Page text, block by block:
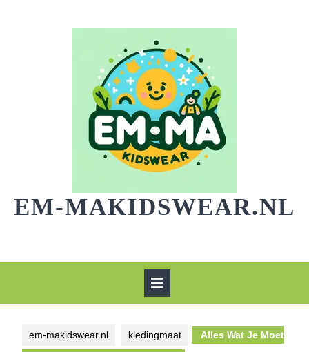
EM-MAKIDSWEAR.NL
em-makidswear.nl kledingmaat Alles Wat Je Moet